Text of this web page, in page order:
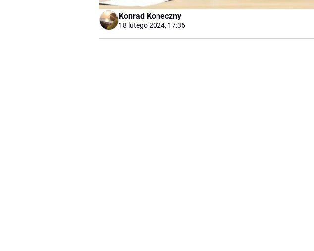
Konrad Koneczny
18 lutego 2024, 17:36